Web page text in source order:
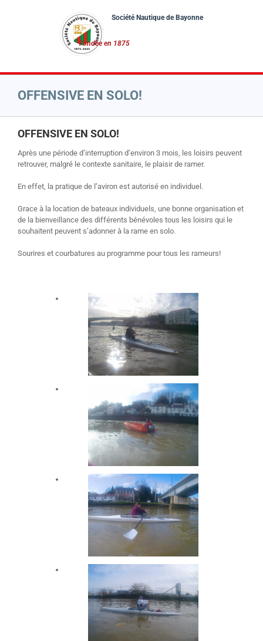
OFFENSIVE EN SOLO!
OFFENSIVE EN SOLO!
Après une période d’interruption d’environ 3 mois, les loisirs peuvent
retrouver, malgré le contexte sanitaire, le plaisir de ramer.
En effet, la pratique de l’aviron est autorisé en individuel.
Grace à la location de bateaux individuels, une bonne organisation et
de la bienveillance des différents bénévoles tous les loisirs qui le
souhaitent peuvent s’adonner à la rame en solo.
Sourires et courbatures au programme pour tous les rameurs!